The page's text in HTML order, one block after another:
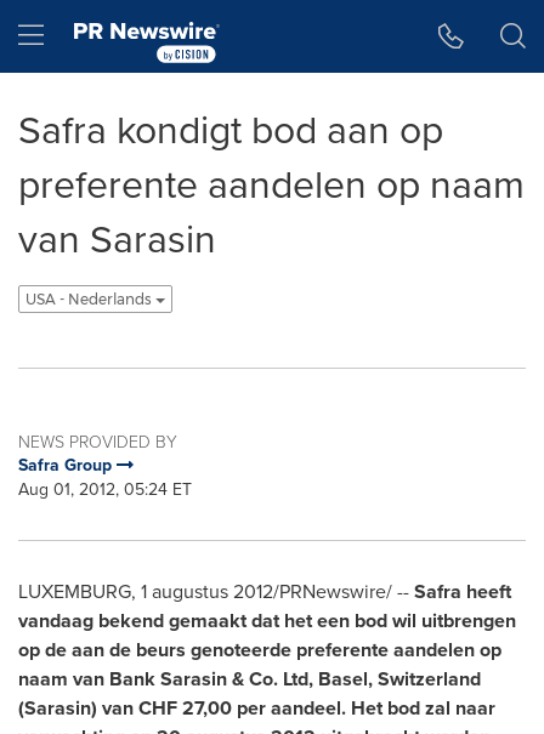
Hamburger menu
Safra kondigt bod aan op
preferente aandelen op naam
van Sarasin
USA - Nederlands
NEWS PROVIDED BY
Safra Group
Aug 01, 2012, 05:24 ET
LUXEMBURG, 1 augustus 2012/PRNewswire/ --Safra heeft
vandaag bekend gemaakt dat het een bod wil uitbrengen
op de aan de beurs genoteerde preferente aandelen op
naam van Bank Sarasin & Co. Ltd, Basel, Switzerland
(Sarasin) vanCHF 27,00 per aandeel. Het bod zal naar